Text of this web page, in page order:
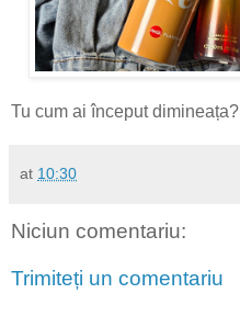
Tu cum ai început dimineața?
at 10:30
Niciun comentariu:
Trimiteți un comentariu